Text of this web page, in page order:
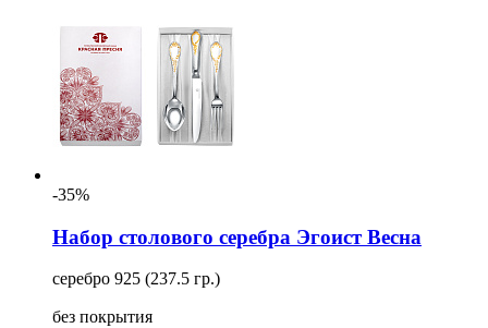
-35%
Набор столового серебра Эгоист Весна
серебро 925 (237.5 гр.)
без покрытия